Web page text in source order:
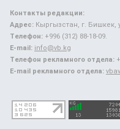
Контакты редакции:
Адрес: Кыргызстан, г. Бишкек,
Телефон: +996 (312) 88-18-09.
E-mail: info@vb.kg
Телефон рекламного отдела:
E-mail рекламного отдела: